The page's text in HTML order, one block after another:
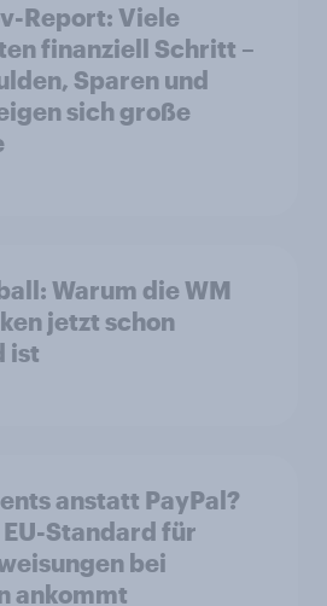
Report: Viele
finanziell Schritt –
Sparen und
sich große
Warum die WM
jetzt schon
ist
anstatt PayPal?
Standard für
bei
ankommt